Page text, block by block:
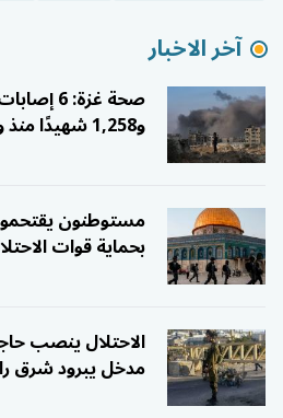
آخر الاخبار
و1,258 شهيدًا منذ وقف إطلاق النار
مستوطنون
بحماية قوات
الاحتلال ينصب
مدخل يبرود شرق